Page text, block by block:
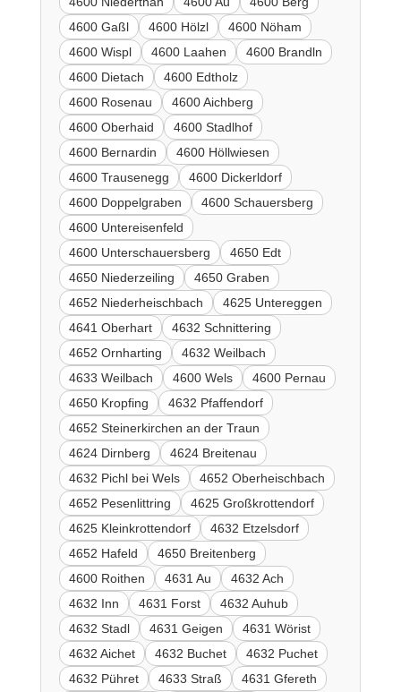
4600 Gaßl
4600 Hölzl
4600 Nöham
4600 Wispl
4600 Laahen
4600 Brandln
4600 Dietach
4600 Edtholz
4600 Rosenau
4600 Aichberg
4600 Oberhaid
4600 Stadlhof
4600 Bernardin
4600 Höllwiesen
4600 Trausenegg
4600 Dickerldorf
4600 Doppelgraben
4600 Schauersberg
4600 Untereisenfeld
4600 Unterschauersberg
4650 Edt
4650 Niederzeiling
4650 Graben
4652 Niederheischbach
4625 Untereggen
4641 Oberhart
4632 Schnittering
4652 Ornharting
4632 Weilbach
4633 Weilbach
4600 Wels
4600 Pernau
4650 Kropfing
4632 Pfaffendorf
4652 Steinerkirchen an der Traun
4624 Dirnberg
4624 Breitenau
4632 Pichl bei Wels
4652 Oberheischbach
4652 Pesenlittring
4625 Großkrottendorf
4625 Kleinkrottendorf
4632 Etzelsdorf
4652 Hafeld
4650 Breitenberg
4600 Roithen
4631 Au
4632 Ach
4632 Inn
4631 Forst
4632 Auhub
4632 Stadl
4631 Geigen
4631 Wörist
4632 Aichet
4632 Buchet
4632 Puchet
4632 Pühret
4633 Straß
4631 Gfereth